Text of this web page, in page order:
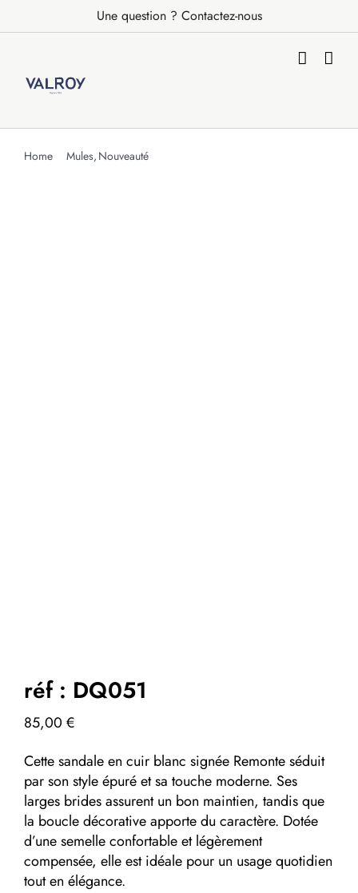
Une question ? Contactez-nous
Home Mules Nouveauté
réf : DQ051
85,00 €
Cette sandale en cuir blanc signée Remonte séduit
par son style épuré et sa touche moderne. Ses
larges brides assurent un bon maintien, tandis que
la boucle décorative apporte du caractère. Dotée
d’une semelle confortable et légèrement
compensée, elle est idéale pour un usage quotidien
tout en élégance.